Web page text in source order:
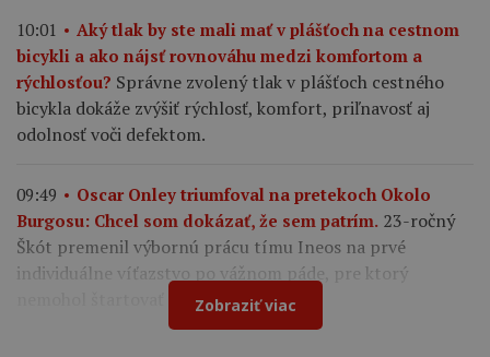
10:01
Aký tlak by ste mali mať v plášťoch na cestnom
bicykli a ako nájsť rovnováhu medzi komfortom a
rýchlosťou? Správne zvolený tlak v plášťoch cestného
bicykla dokáže zvýšiť rýchlosť, komfort, priľnavosť aj
odolnosť voči defektom.
09:49
Oscar Onley triumfoval na pretekoch Okolo
Burgosu: Chcel som dokázať, že sem patrím. 23-ročný
Škót premenil výbornú prácu tímu Ineos na prvé
individuálne víťazstvo po vážnom páde, pre ktorý
nemohol štartovať na Tour de France.
Zobraziť viac